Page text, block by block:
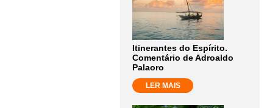
Itinerantes do Espírito.
Comentário de Adroaldo
Palaoro
LER MAIS